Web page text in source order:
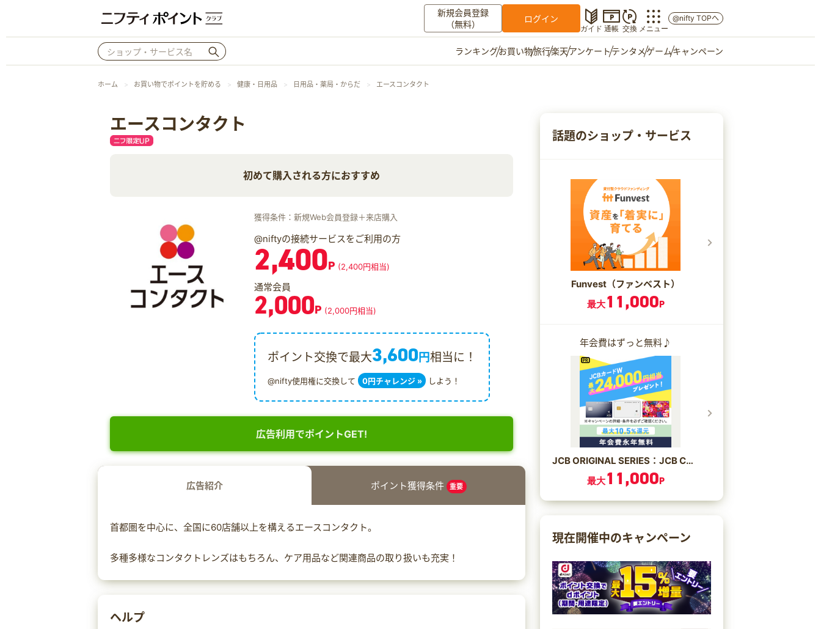
新規会員登録
（無料）
ログイン
ガイド 通帳 交換 メニュー
お知らせ
@nifty TOPへ
ランキングお買い物旅行楽天アンケートテンタメゲームキャンペーン
ホーム お買い物でポイントを貯める 健康・日用品 日用品・薬局・からだ エースコンタクト
エースコンタクト
初めて購入される方におすすめ
獲得条件：新規Web会員登録＋来店購入
@niftyの接続サービスをご利用の方
2,400P (2,400円相当)
通常会員
2,000P (2,000円相当)
ポイント交換で最大3,600円相当に！
@nifty使用権に交換して 0円チャレンジ » しよう！
広告利用でポイントGET!
広告紹介 ポイント獲得条件 重要
首都圏を中心に、全国に60店舗以上を構えるエースコンタクト。
多種多様なコンタクトレンズはもちろん、ケア用品など関連商品の取り扱いも充実！
ヘルプ
話題のショップ・サービス
Funvest（ファンベスト）
最大11,000P
年会費はずっと無料♪
JCB ORIGINAL SERIES：JCB CARD W/JCB CARD W plus L
最大11,000P
現在開催中のキャンペーン